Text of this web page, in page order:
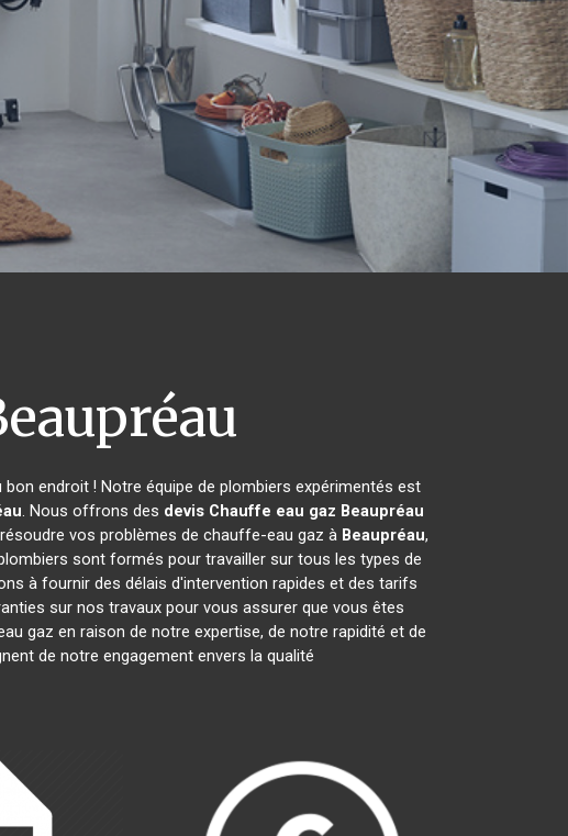
bon endroit ! Notre équipe de plombiers expérimentés est
. Nous offrons des devis Chauffe eau gaz Beaupréau
vos problèmes de chauffe-eau gaz à Beaupréau,
sont formés pour travailler sur tous les types de
à fournir des délais d'intervention rapides et des tarifs
sur nos travaux pour vous assurer que vous êtes
gaz en raison de notre expertise, de notre rapidité et de
de notre engagement envers la qualité